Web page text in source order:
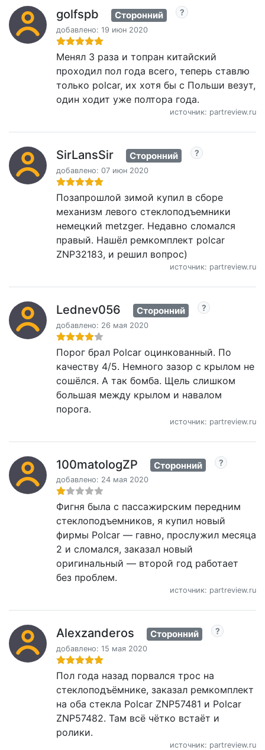
golfspb Сторонний
добавлено: 19 июн 2020
Менял 3 раза и топран китайский
проходил пол года всего, теперь ставлю
только polcar, их хотя бы с Польши везут,
один ходит уже полтора года.
источник: partreview.ru
SirLansSir Сторонний
добавлено: 07 июн 2020
Позапрошлой зимой купил в сборе
механизм левого стеклоподъемники
немецкий metzger. Недавно сломался
правый. Нашёл ремкомплект polcar
ZNP32183, и решил вопрос)
источник: partreview.ru
Lednev056 Сторонний
добавлено: 26 мая 2020
Порог брал Polcar оцинкованный. По
качеству 4/5. Немного зазор с крылом не
сошёлся. А так бомба. Щель слишком
большая между крылом и навалом
порога.
источник: partreview.ru
100matologZP Сторонний
добавлено: 24 мая 2020
Фигня была с пассажирским передним
стеклоподъемников, я купил новый
фирмы Polcar — гавно, прослужил месяца
2 и сломался, заказал новый
оригинальный — второй год работает
без проблем.
источник: partreview.ru
Alexzanderos Сторонний
добавлено: 15 мая 2020
Пол года назад порвался трос на
стеклоподъёмнике, заказал ремкомплект
на оба стекла Polcar ZNP57481 и Polcar
ZNP57482. Там всё чётко встаёт и
ролики.
источник: partreview.ru